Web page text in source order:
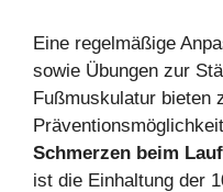
Eine regelmäßige
sowie Übungen zur
Fußmuskulatur bieten
Schmerzen beim
ist die Einhaltung der